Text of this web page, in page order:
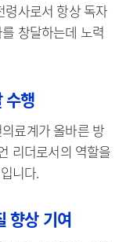
령사로서 항상 독자
창달하는데 노력
수행
료계가 올바른 방
리더로서의 역할을
니다.
향상 기여